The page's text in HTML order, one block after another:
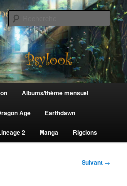
Psylook
Albums/thème mensuel
Age Earthdawn
2 Manga Rigolons
Suivant →